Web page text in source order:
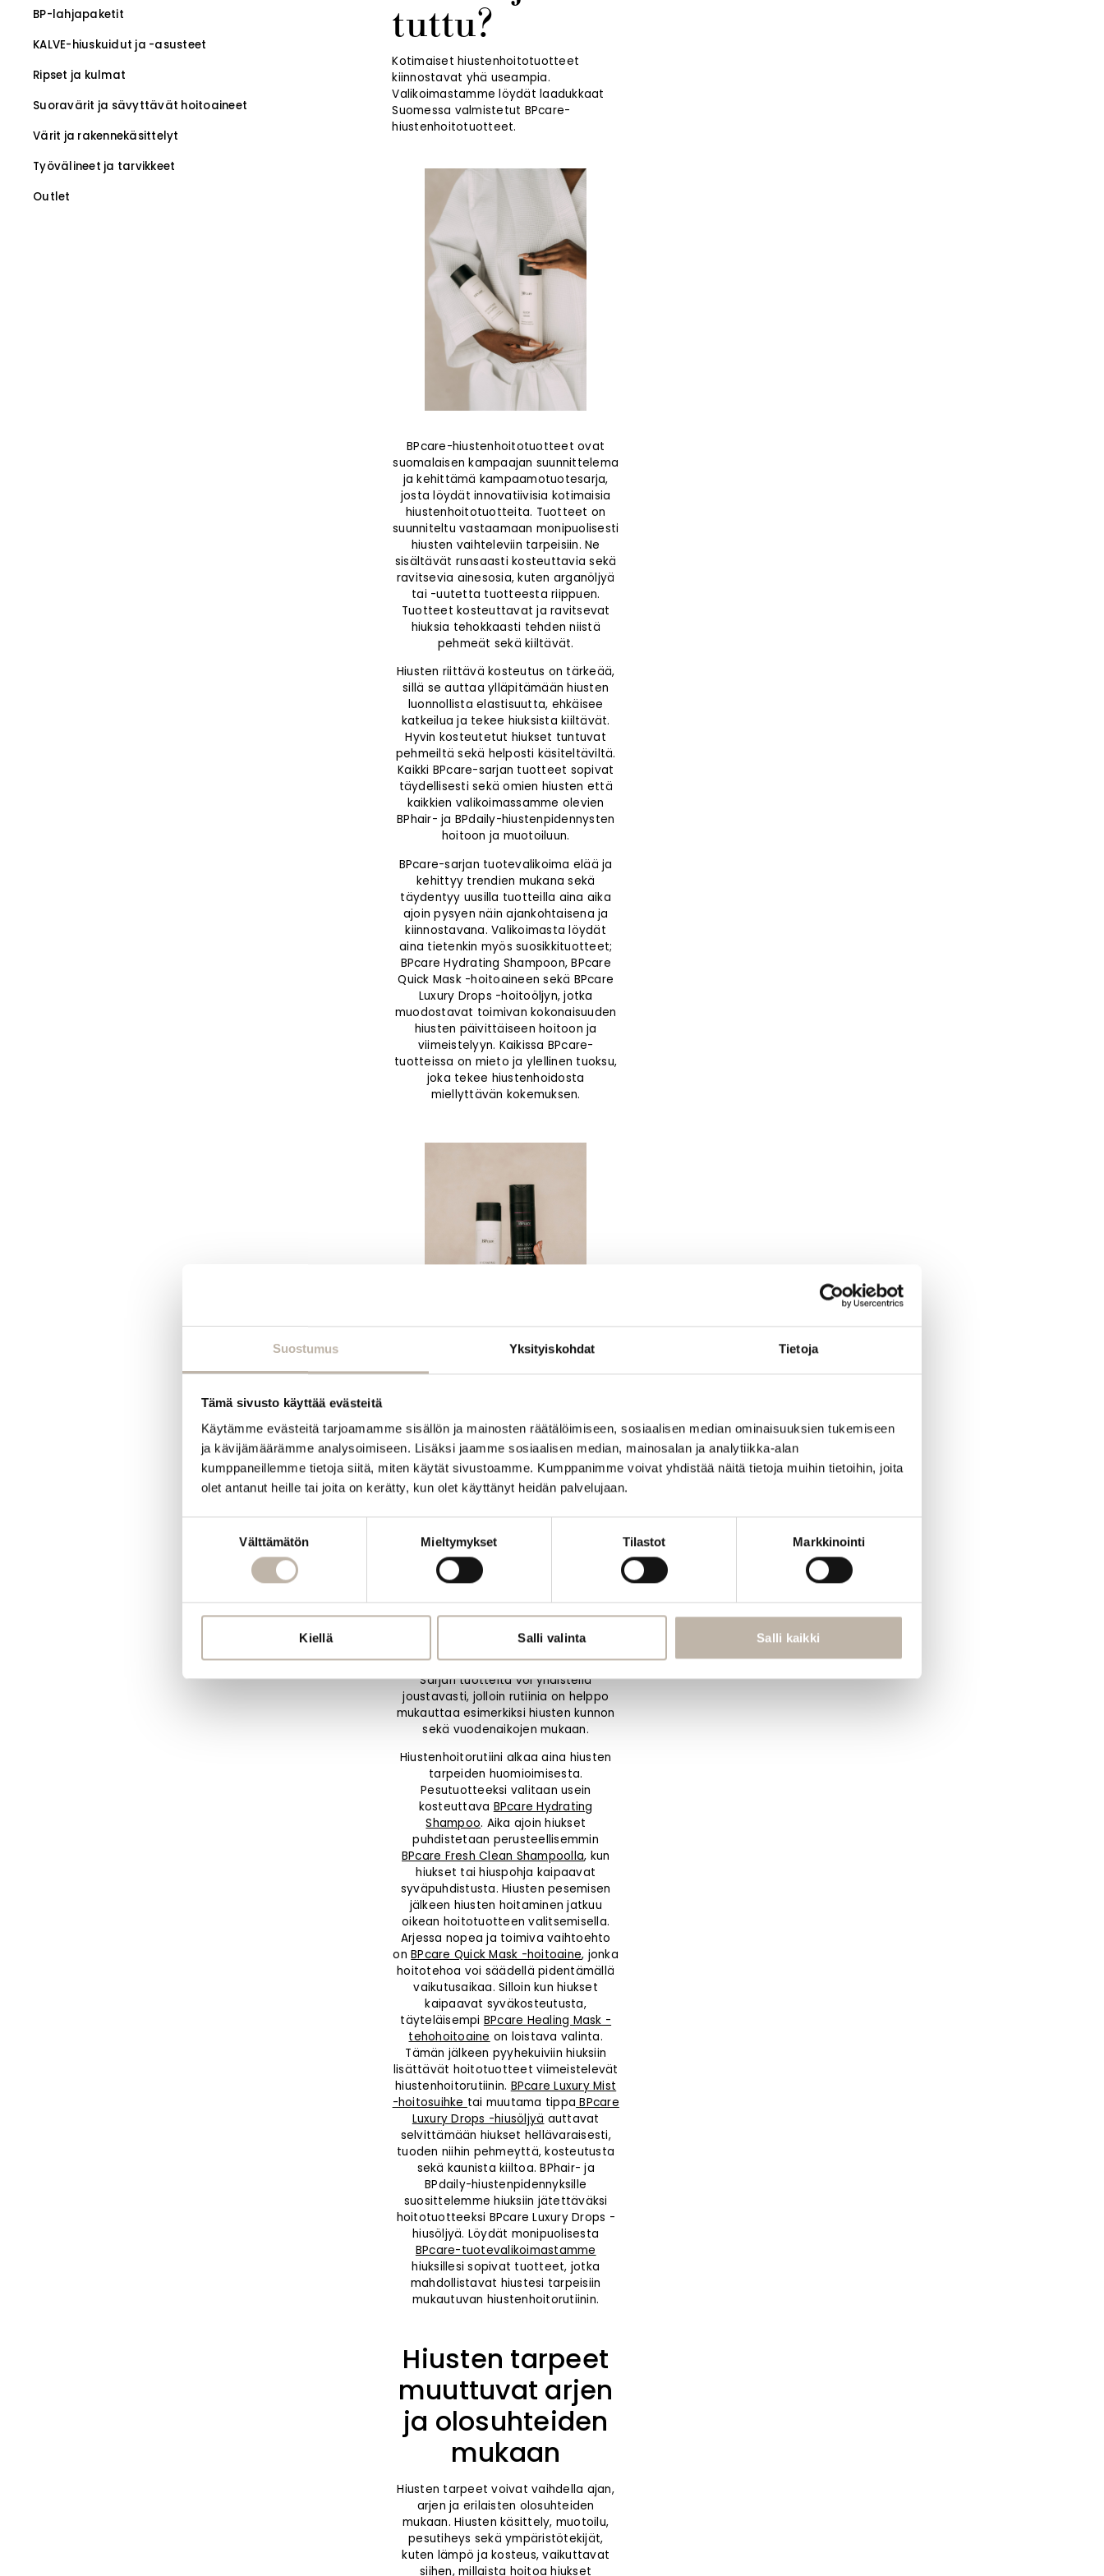
Suostumus Yksityiskohdat Tietoja
Tämä sivusto käyttää evästeitä
Käytämme evästeitä tarjoamamme sisällön ja mainosten räätälöimiseen, sosiaalisen median ominaisuuksien tukemiseen
ja kävijämäärämme analysoimiseen. Lisäksi jaamme sosiaalisen median, mainosalan ja analytiikka-alan
kumppaneillemme tietoja siitä, miten käytät sivustoamme. Kumppanimme voivat yhdistää näitä tietoja muihin tietoihin, joita
olet antanut heille tai joita on kerätty, kun olet käyttänyt heidän palvelujaan.
Välttämätön Mieltymykset Tilastot Markkinointi
Kiellä Salli valinta Salli kaikki
BP-lahjapaketit
KALVE-hiuskuidut ja -asusteet
Ripset ja kulmat
Suoravärit ja sävyttävät hoitoaineet
Värit ja rakennekäsittelyt
Työvälineet ja tarvikkeet
Outlet
tuttu?
Kotimaiset hiustenhoitotuotteet
kiinnostavat yhä useampia.
Valikoimastamme löydät laadukkaat
Suomessa valmistetut BPcare-
hiustenhoitotuotteet.
BPcare-hiustenhoitotuotteet ovat
suomalaisen kampaajan suunnittelema
ja kehittämä kampaamotuotesarja,
josta löydät innovatiivisia kotimaisia
hiustenhoitotuotteita. Tuotteet on
suunniteltu vastaamaan monipuolisesti
hiusten vaihteleviin tarpeisiin. Ne
sisältävät runsaasti kosteuttavia sekä
ravitsevia ainesosia, kuten arganöljyä
tai -uutetta tuotteesta riippuen.
Tuotteet kosteuttavat ja ravitsevat
hiuksia tehokkaasti tehden niistä
pehmeät sekä kiiltävät.
Hiusten riittävä kosteutus on tärkeää,
sillä se auttaa ylläpitämään hiusten
luonnollista elastisuutta, ehkäisee
katkeilua ja tekee hiuksista kiiltävät.
Hyvin kosteutetut hiukset tuntuvat
pehmeiltä sekä helposti käsiteltäviltä.
Kaikki BPcare-sarjan tuotteet sopivat
täydellisesti sekä omien hiusten että
kaikkien valikoimassamme olevien
BPhair- ja BPdaily-hiustenpidennysten
hoitoon ja muotoiluun.
BPcare-sarjan tuotevalikoima elää ja
kehittyy trendien mukana sekä
täydentyy uusilla tuotteilla aina aika
ajoin pysyen näin ajankohtaisena ja
kiinnostavana. Valikoimasta löydät
aina tietenkin myös suosikkituotteet;
BPcare Hydrating Shampoon, BPcare
Quick Mask -hoitoaineen sekä BPcare
Luxury Drops -hoitoöljyn, jotka
muodostavat toimivan kokonaisuuden
hiusten päivittäiseen hoitoon ja
viimeistelyyn. Kaikissa BPcare-
tuotteissa on mieto ja ylellinen tuoksu,
joka tekee hiustenhoidosta
miellyttävän kokemuksen.
monipuoliseen
hiustenhoitoon.
Ota BPcare-
tuotteet osaksi
hiustenhoitorutiiniasi
BPcare-sarjan kotimaiset
hiustenhoitotuotteet on helppo lisätä
osaksi toimivaa hiustenhoitorutiinia,
joka elää hiusten tarpeiden mukaan.
Sarjan tuotteita voi yhdistellä
joustavasti, jolloin rutiinia on helppo
mukauttaa esimerkiksi hiusten kunnon
sekä vuodenaikojen mukaan.
Hiustenhoitorutiini alkaa aina hiusten
tarpeiden huomioimisesta.
Pesutuotteeksi valitaan usein
kosteuttava BPcare Hydrating
Shampoo. Aika ajoin hiukset
puhdistetaan perusteellisemmin
BPcare Fresh Clean Shampoolla, kun
hiukset tai hiuspohja kaipaavat
syväpuhdistusta. Hiusten pesemisen
jälkeen hiusten hoitaminen jatkuu
oikean hoitotuotteen valitsemisella.
Arjessa nopea ja toimiva vaihtoehto
onBPcare Quick Mask -hoitoaine, jonka
hoitotehoa voi säädellä pidentämällä
vaikutusaikaa. Silloin kun hiukset
kaipaavat syväkosteutusta,
täyteläisempi BPcare Healing Mask -
tehohoitoaine on loistava valinta.
Tämän jälkeen pyyhekuiviin hiuksiin
lisättävät hoitotuotteet viimeistelevät
hiustenhoitorutiinin. BPcare Luxury Mist
-hoitosuihke tai muutama tippa BPcare
Luxury Drops -hiusöljyä auttavat
selvittämään hiukset hellävaraisesti,
tuoden niihin pehmeyttä, kosteutusta
sekä kaunista kiiltoa. BPhair- ja
BPdaily-hiustenpidennyksille
suosittelemme hiuksiin jätettäväksi
hoitotuotteeksi BPcare Luxury Drops -
hiusöljyä. Löydät monipuolisesta
BPcare-tuotevalikoimastamme
hiuksillesi sopivat tuotteet, jotka
mahdollistavat hiustesi tarpeisiin
mukautuvan hiustenhoitorutiinin.
Hiusten tarpeet
muuttuvat arjen
ja olosuhteiden
mukaan
Hiusten tarpeet voivat vaihdella ajan,
arjen ja erilaisten olosuhteiden
mukaan. Hiusten käsittely, muotoilu,
pesutiheys sekä ympäristötekijät,
kuten lämpö ja kosteus, vaikuttavat
siihen, millaista hoitoa hiukset